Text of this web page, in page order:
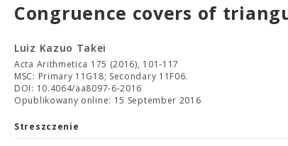
Congruence covers of
Luiz Kazuo Takei
Acta Arithmetica 175 (2016), 101-117
MSC: Primary 11G18; Secondary 11F06.
DOI: 10.4064/aa8097-6-2016
Opublikowany online: 15 September 2016
Streszczenie